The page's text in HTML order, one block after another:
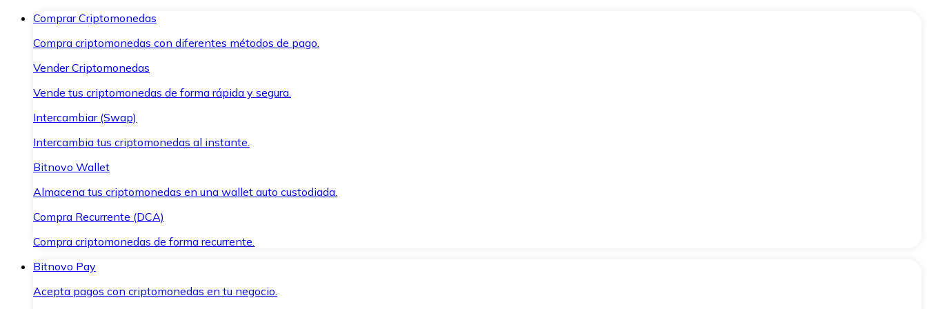
Comprar Criptomonedas
Compra criptomonedas con diferentes métodos de pago.
Vender Criptomonedas
Vende tus criptomonedas de forma rápida y segura.
Intercambiar (Swap)
Intercambia tus criptomonedas al instante.
Bitnovo Wallet
Almacena tus criptomonedas en una wallet auto custodiada.
Compra Recurrente (DCA)
Compra criptomonedas de forma recurrente.
Bitnovo Pay
Acepta pagos con criptomonedas en tu negocio.